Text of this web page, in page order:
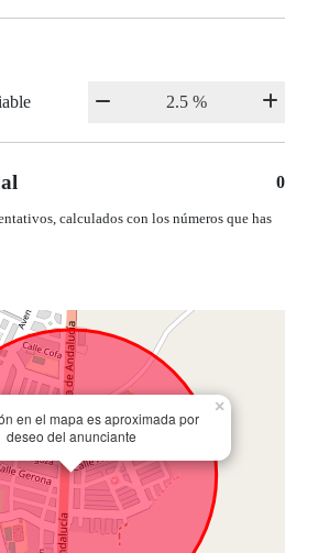
0
calculados con los números que has
en el mapa es aproximada por
deseo del anunciante
×